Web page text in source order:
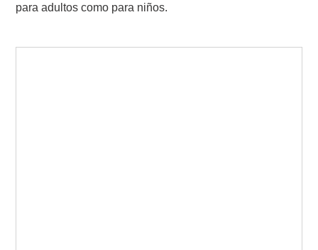
para adultos como para niños.